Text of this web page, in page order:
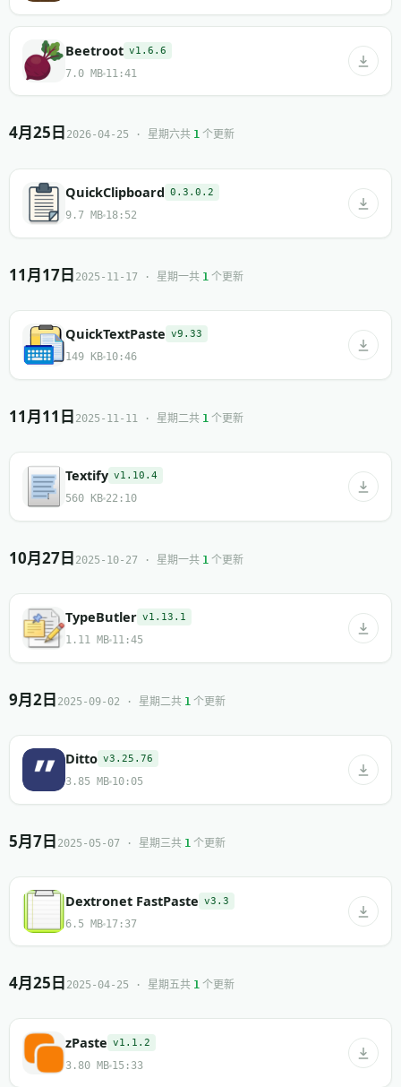
Beetroot v1.6.6
7.0 MB 11:41
4月25日 2026-04-25 · 星期六共 1 个更新
QuickClipboard 0.3.0.2
9.7 MB 18:52
11月17日 2025-11-17 · 星期一共 1 个更新
QuickTextPaste v9.33
149 KB 10:46
11月11日 2025-11-11 · 星期二共 1 个更新
Textify v1.10.4
560 KB 22:10
10月27日 2025-10-27 · 星期一共 1 个更新
TypeButler v1.13.1
1.11 MB 11:45
9月2日 2025-09-02 · 星期二共 1 个更新
Ditto v3.25.76
3.85 MB 10:05
5月7日 2025-05-07 · 星期三共 1 个更新
Dextronet FastPaste v3.3
6.5 MB 17:37
4月25日 2025-04-25 · 星期五共 1 个更新
zPaste v1.1.2
3.80 MB 15:33